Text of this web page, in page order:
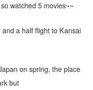
watched 5 movies~~
a half flight to Kansai
on spring, the place
but